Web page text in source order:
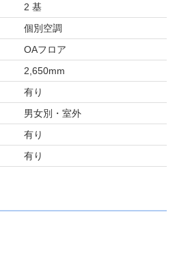
2 基
個別空調
OAフロア
2,650mm
有り
男女別・室外
有り
有り